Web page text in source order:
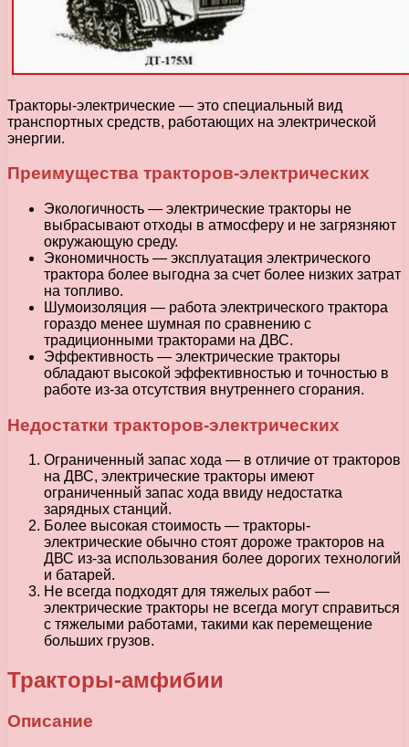
Тракторы-электрические — это специальный вид
транспортных средств, работающих на электрической
энергии.
Преимущества тракторов-электрических
Экологичность — электрические тракторы не
выбрасывают отходы в атмосферу и не загрязняют
окружающую среду.
Экономичность — эксплуатация электрического
трактора более выгодна за счет более низких затрат
на топливо.
Шумоизоляция — работа электрического трактора
гораздо менее шумная по сравнению с
традиционными тракторами на ДВС.
Эффективность — электрические тракторы
обладают высокой эффективностью и точностью в
работе из-за отсутствия внутреннего сгорания.
Недостатки тракторов-электрических
Ограниченный запас хода — в отличие от тракторов
на ДВС, электрические тракторы имеют
ограниченный запас хода ввиду недостатка
зарядных станций.
Более высокая стоимость — тракторы-
электрические обычно стоят дороже тракторов на
ДВС из-за использования более дорогих технологий
и батарей.
Не всегда подходят для тяжелых работ —
электрические тракторы не всегда могут справиться
с тяжелыми работами, такими как перемещение
больших грузов.
Тракторы-амфибии
Описание